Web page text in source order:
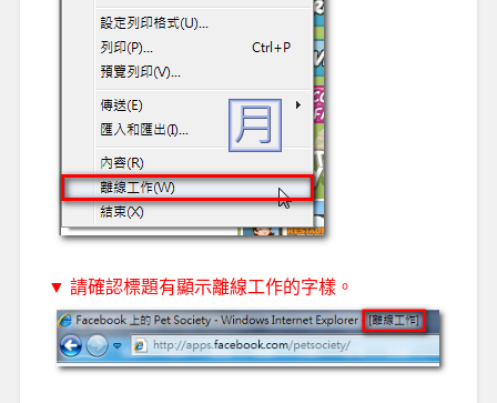
▼ 請確認標題有顯示離線工作的字樣。